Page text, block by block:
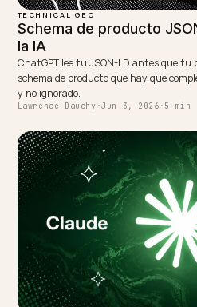
WRITTEN BY
Lawrence Dauchy
Lawrence Dauchy is a certified
partner at Nivk.com. He
stores cited in the new AI
Gemini, and Perplexity.
← PREVIOUS
Schema de producto
NEXT →
Páginas de comparativa y
la IA